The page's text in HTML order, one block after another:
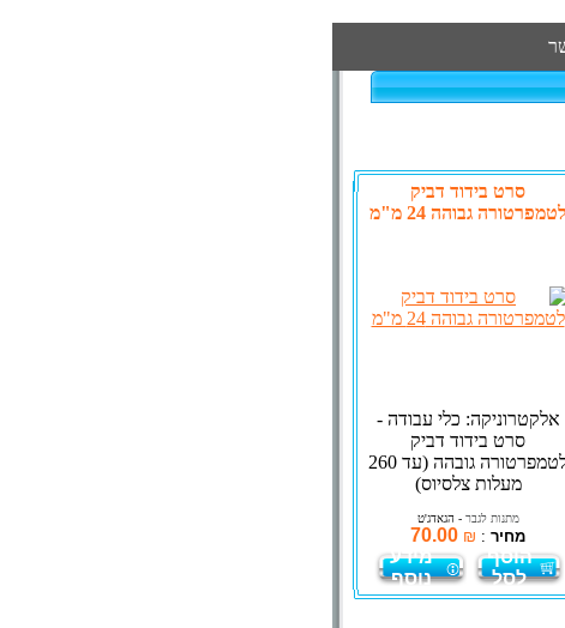
סרט בידוד דביק
לטמפרטורה גבוהה 24 מ"מ
אלקטרוניקה: כלי עבודה -
סרט בידוד דביק
לטמפרטורה גובהה (עד 260
מעלות צלסיוס)
מתנות לגבר - הגאדג'ט
מחיר :
₪
70.00
הוסף
לסל
מידע
נוסף